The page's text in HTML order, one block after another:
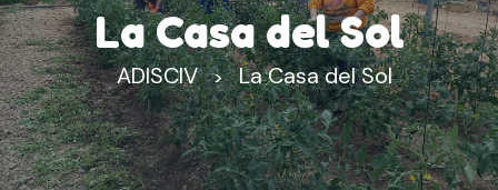
La Casa del Sol
ADISCIV > La Casa del Sol